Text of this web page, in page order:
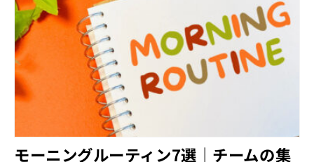
モーニングルーティン7選｜チームの集